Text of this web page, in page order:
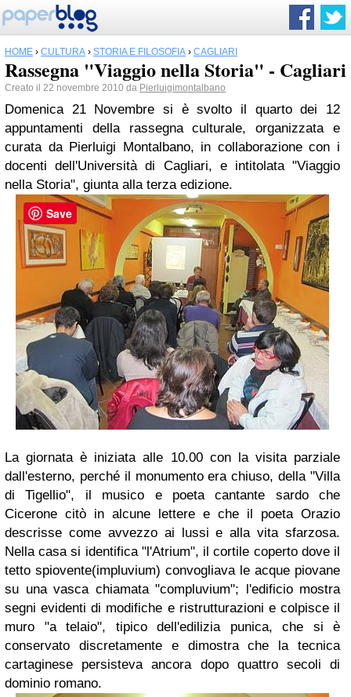
HOME › CULTURA › STORIA E FILOSOFIA › CAGLIARI
Rassegna "Viaggio nella Storia" - Cagliari
Creato il 22 novembre 2010 da Pierluigimontalbano
Domenica 21 Novembre si è svolto il quarto dei 12
appuntamenti della rassegna culturale, organizzata e
curata da Pierluigi Montalbano, in collaborazione con i
docenti dell'Università di Cagliari, e intitolata "Viaggio
nella Storia", giunta alla terza edizione.
La giornata è iniziata alle 10.00 con la visita parziale
dall'esterno, perché il monumento era chiuso, della "Villa
di Tigellio", il musico e poeta cantante sardo che
Cicerone citò in alcune lettere e che il poeta Orazio
descrisse come avvezzo ai lussi e alla vita sfarzosa.
Nella casa si identifica "l'Atrium", il cortile coperto dove il
tetto spiovente(impluvium) convogliava le acque piovane
su una vasca chiamata "compluvium"; l'edificio mostra
segni evidenti di modifiche e ristrutturazioni e colpisce il
muro "a telaio", tipico dell'edilizia punica, che si è
conservato discretamente e dimostra che la tecnica
cartaginese persisteva ancora dopo quattro secoli di
dominio romano.
Save